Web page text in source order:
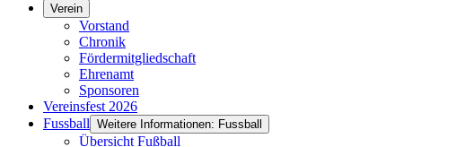
Verein
Vorstand
Chronik
Fördermitgliedschaft
Ehrenamt
Sponsoren
Vereinsfest 2026
Fussball Weitere Informationen: Fussball
Übersicht Fußball